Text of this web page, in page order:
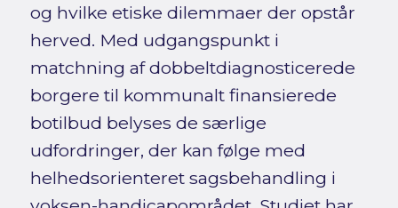
og hvilke etiske dilemmaer der opstår
herved. Med udgangspunkt i
matchning af dobbeltdiagnosticerede
borgere til kommunalt finansierede
botilbud belyses de særlige
udfordringer, der kan følge med
helhedsorienteret sagsbehandling i